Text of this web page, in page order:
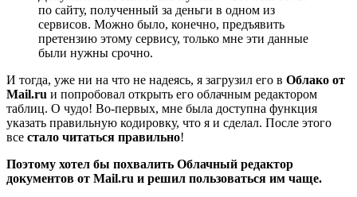
по сайту, полученный за деньги в одном из
сервисов. Можно было, конечно, предъявить
претензию этому сервису, только мне эти данные
были нужны срочно.
И тогда, уже ни на что не надеясь, я загрузил его в Облако от
Mail.ru и попробовал открыть его облачным редактором
таблиц. О чудо! Во-первых, мне была доступна функция
указать правильную кодировку, что я и сделал. После этого
все стало читаться правильно!
Поэтому хотел бы похвалить Облачный редактор
документов от Mail.ru и решил пользоваться им чаще.